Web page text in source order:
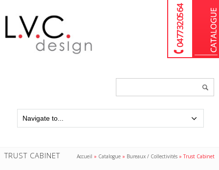
04 77 32 05 64
TRUST CABINET Accueil » Catalogue » Bureaux / Collectivités »Trust Cabinet